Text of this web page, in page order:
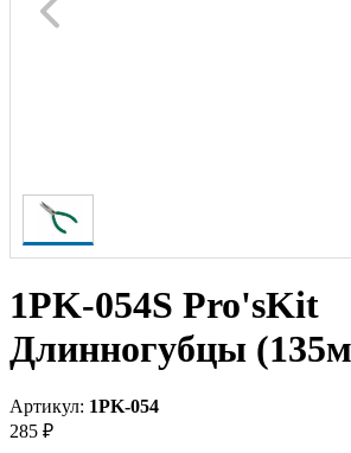
1PK-054S Pro'sKit
Длинногубцы
Артикул: 1PK-054
285 ₽